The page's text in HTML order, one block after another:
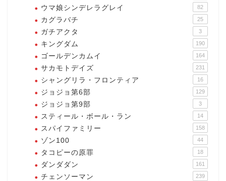
ウマ娘シンデレラグレイ 82
カグラバチ 25
ガチアクタ 3
キングダム 190
ゴールデンカムイ 164
サカモトデイズ 231
シャングリラ・フロンティア 16
ジョジョ第6部 129
ジョジョ第9部 3
スティール・ボール・ラン 14
スパイファミリー 158
ゾン100 44
タコピーの原罪 18
ダンダダン 161
チェンソーマン 239